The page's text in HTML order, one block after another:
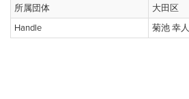
所属団体
大田区
Handle
菊池 幸人